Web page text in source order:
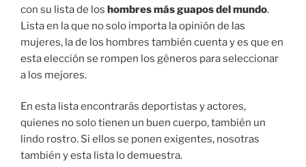
con su lista de los hombres más guapos del mundo.
Lista en la que no solo importa la opinión de las
mujeres, la de los hombres también cuenta y es que en
esta elección se rompen los géneros para seleccionar
a los mejores.
En esta lista encontrarás deportistas y actores,
quienes no solo tienen un buen cuerpo, también un
lindo rostro. Si ellos se ponen exigentes, nosotras
también y esta lista lo demuestra.